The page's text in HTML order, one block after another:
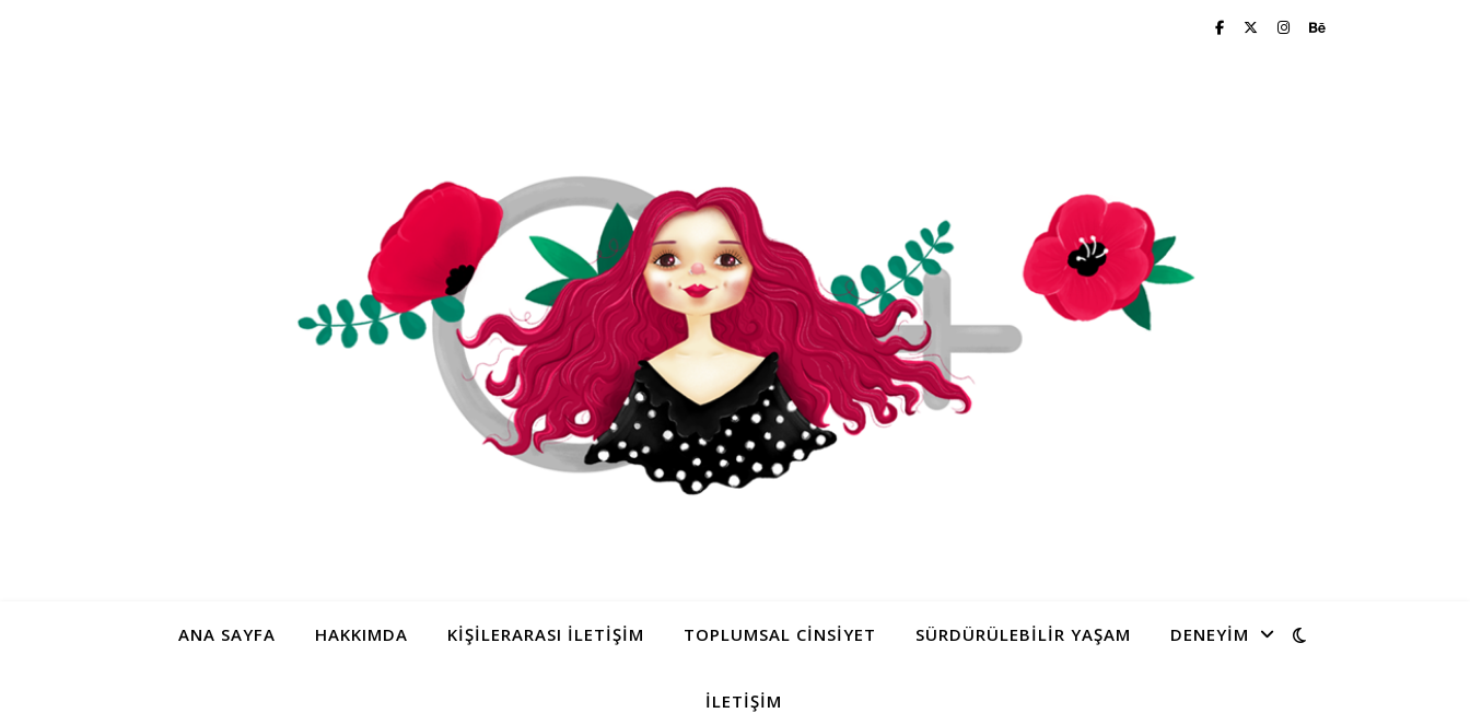
ANA SAYFA HAKKIMDA KIŞILERARASI İLETIŞIM TOPLUMSAL CINSIYET SÜRDÜRÜLEBILIR YAŞAM DENEYIM
İLETIŞIM